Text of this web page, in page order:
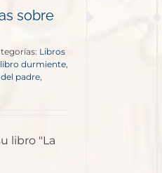
sobre
Libros
durmiente,
padre,
libro "La